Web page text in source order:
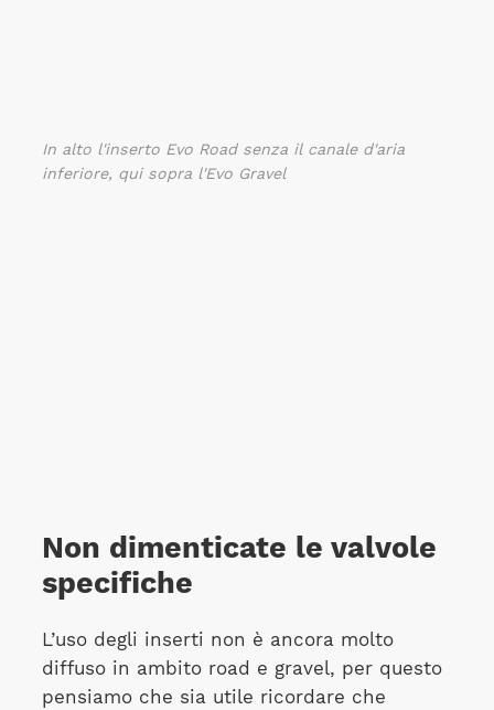
In alto l'inserto Evo Road senza il canale d'aria
inferiore, qui sopra l'Evo Gravel
Non dimenticate le valvole
specifiche
L’uso degli inserti non è ancora molto
diffuso in ambito road e gravel, per questo
pensiamo che sia utile ricordare che